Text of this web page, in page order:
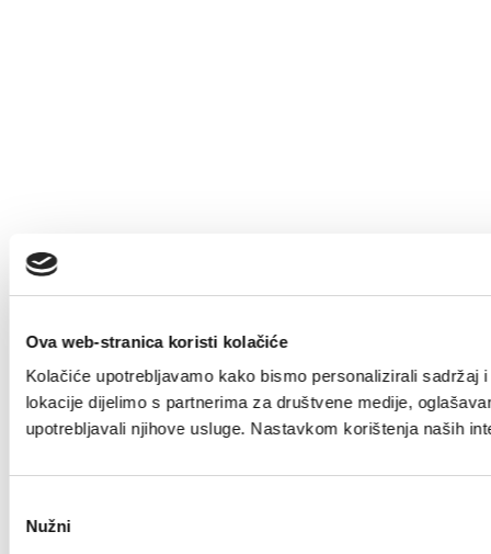
Ova web-stranica koristi kolačiće
Kolačiće upotrebljavamo kako bismo personalizirali
lokacije dijelimo s partnerima za društvene medije,
upotrebljavali njihove usluge. Nastavkom korištenja naših
pristanka
Nužni